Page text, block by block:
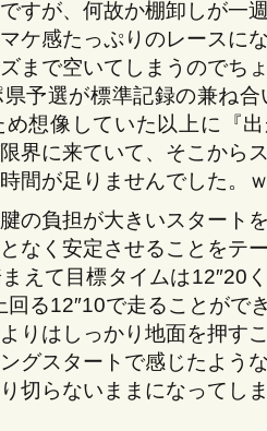
すが、何故か棚卸しが一
ケ感たっぷりのレースに
まで空いてしまうのでち
予選が標準記録の兼ね
想像していた以上に『
界に来ていて、そこから
間が足りませんでした。
の負担が大きいスタート
なく安定させることをテ
えて目標タイムは12″20
る12″10で走ることがで
りはしっかり地面を押す
グスタートで感じたよう
切らないままになってし